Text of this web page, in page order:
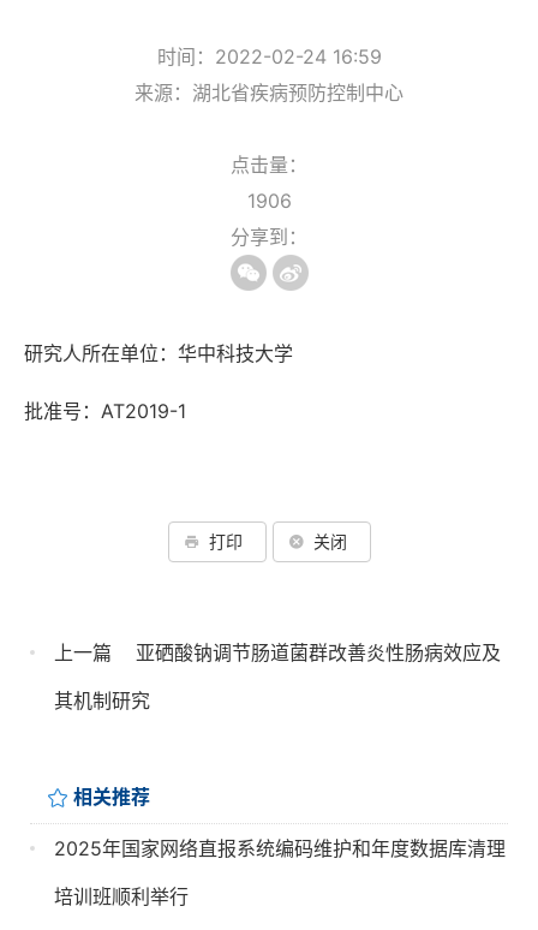
时间：2022-02-24 16:59
来源：湖北省疾病预防控制中心
点击量：
1906
分享到：
研究人所在单位：华中科技大学
批准号：AT2019-1
打印 关闭
上一篇
亚硒酸钠调节肠道菌群改善炎性肠病效应及
其机制研究
相关推荐
2025年国家网络直报系统编码维护和年度数据库清理
培训班顺利举行